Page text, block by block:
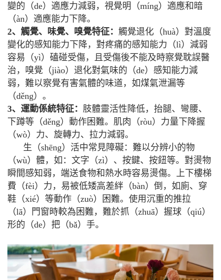
變的（de）適應力減弱，視覺明（míng）適應和暗
（àn）適應能力下降。
2、觸覺、味覺、嗅覺特征： 觸覺退化（huà）對溫度
變化的感知能力下降，對疼痛的感知能力（lì）減弱
容易（yì）磕碰受傷，且受傷後不能及時察覺耽誤醫
治，嗅覺（jiào）退化對氣味的（de）感知能力減
弱，難以察覺有害氣體的味道，如煤氣泄漏等
（děng）。
3、運動係統特征： 肢體靈活性降低，抬腿、彎腰、
下蹲等（děng）動作困難。肌肉（ròu）力量下降握
（wò）力、旋轉力、拉力減弱。
生（shēng）活中常見障礙：難以分辨小的物
（wù）體，如：文字（zì）、按鍵、按鈕等。對燙物
瞬間感知弱，端送食物和熱水時容易燙傷。上下樓梯
費（fèi）力，易被低矮高差絆（bàn）倒，如廁、穿
鞋（xié）等動作（zuò）困難。使用沉重的推拉
（lā）門窗時較為困難，難於抓（zhuā）握球（qiú）
形的（de）把（bǎ）手。